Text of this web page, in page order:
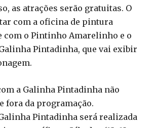
as atrações serão gratuitas. O
com a oficina de pintura
com o Pintinho Amarelinho e o
Pintadinha, que vai exibir
a Galinha Pintadinha não
fora da programação.
Pintadinha será realizada